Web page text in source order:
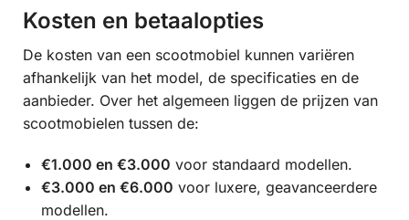
Kosten en betaalopties
De kosten van een scootmobiel kunnen variëren
afhankelijk van het model, de specificaties en de
aanbieder. Over het algemeen liggen de prijzen van
scootmobielen tussen de:
€1.000 en €3.000 voor standaard modellen.
€3.000 en €6.000 voor luxere, geavanceerdere
modellen.